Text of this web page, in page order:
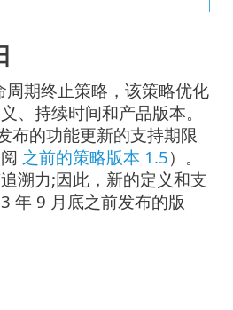
周期终止策略，该策略优化
、持续时间和产品版本。
布的功能更新的支持期限
之前的策略版本 1.5）。
溯力;因此，新的定义和支
年 9 月底之前发布的版